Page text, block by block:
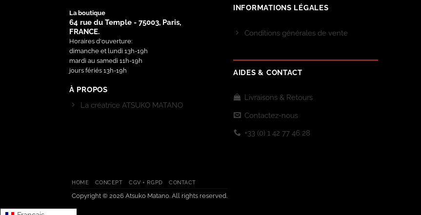
La boutique
64 rue du Temple - 75003, Paris,
FRANCE.
Horaires d'ouverture:
dimanche et lundi 13h-19h
mardi au samedi 11h-19h
jours fériés 13h-19h
À PROPOS
La créatrice ATSUKO MATANO
INFORMATIONS LÉGALES
Conditions générales de vente
AIDES & CONTACT
Livraisons & Retours
Contactez-nous
+33 (0) 1 42 77 46 28
HOME CONCEPT CGV + RGPD CONTACT
Copyright © 2026 Atsuko Matano. All rights reserved.